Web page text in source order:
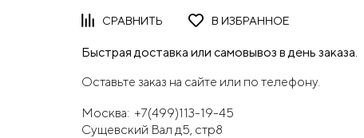
Быстрая доставка или самовывоз в день заказа.
Оставьте заказ на сайте или по телефону.
Москва: +7(499)113-19-45
Сущевский Вал д5, стр8